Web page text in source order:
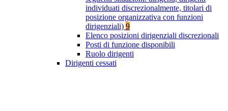
individuati discrezionalmente, titolari di
posizione organizzativa con funzioni
dirigenziali) 9
Elenco posizioni dirigenziali discrezionali
Posti di funzione disponibili
Ruolo dirigenti
Dirigenti cessati